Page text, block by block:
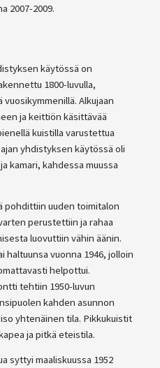
2007-2009.
käytössä on
1800-luvulla,
Alkujaan
ja keittiön käsittävää
kuistilla varustettua
yhdistyksen käytössä oli
kamari, kahdessa muussa
pohdittiin uuden toimitalon
perustettiin ja rahaa
luovuttiin vähin äänin.
haltuunsa vuonna 1946, jolloin
helpottui.
tehtiin 1950-luvun
kahden asunnon
yhtenäinen tila. Pikkukuistit
ja pitkä eteistila.
syttyi maaliskuussa 1952